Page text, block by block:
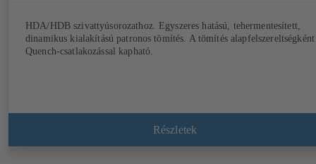
HDA/HDB szivattyúsorozathoz. Egyszeres hatású, tehermentesített,
dinamikus kialakítású patronos tömítés. A tömítés alapfelszereltségként
Quench-csatlakozással kapható.
Részletek